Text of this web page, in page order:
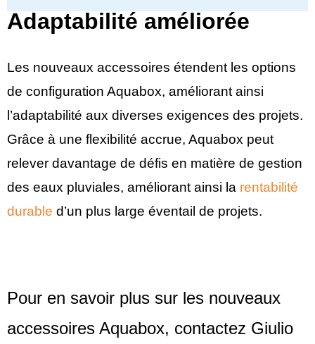
Adaptabilité améliorée
Les nouveaux accessoires étendent les options
de configuration Aquabox, améliorant ainsi
l’adaptabilité aux diverses exigences des projets.
Grâce à une flexibilité accrue, Aquabox peut
relever davantage de défis en matière de gestion
des eaux pluviales, améliorant ainsi la rentabilité
durable d’un plus large éventail de projets.
Pour en savoir plus sur les nouveaux
accessoires Aquabox, contactez Giulio